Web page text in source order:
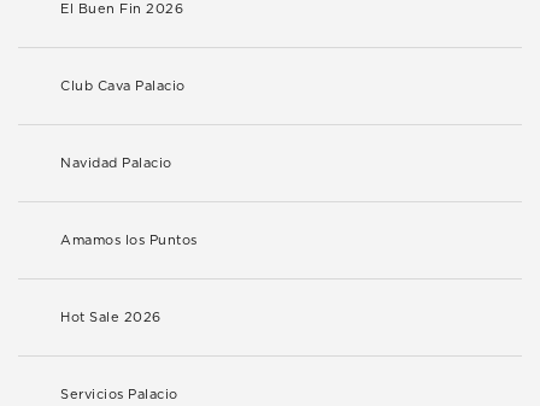
El Buen Fin 2026
Club Cava Palacio
Navidad Palacio
Amamos los Puntos
Hot Sale 2026
Servicios Palacio